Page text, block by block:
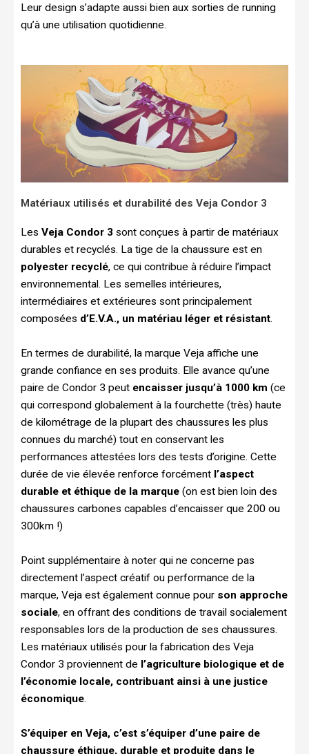
Leur design s’adapte aussi bien aux sorties de running
qu’à une utilisation quotidienne.
Matériaux utilisés et durabilité des Veja Condor 3
Les Veja Condor 3 sont conçues à partir de matériaux
durables et recyclés. La tige de la chaussure est en
polyester recyclé, ce qui contribue à réduire l’impact
environnemental. Les semelles intérieures,
intermédiaires et extérieures sont principalement
composées d’E.V.A., un matériau léger et résistant.
En termes de durabilité, la marque Veja affiche une
grande confiance en ses produits. Elle avance qu’une
paire de Condor 3 peut encaisser jusqu’à 1000 km (ce
qui correspond globalement à la fourchette (très) haute
de kilométrage de la plupart des chaussures les plus
connues du marché) tout en conservant les
performances attestées lors des tests d’origine. Cette
durée de vie élevée renforce forcément l’aspect
durable et éthique de la marque (on est bien loin des
chaussures carbones capables d’encaisser que 200 ou
300km !)
Point supplémentaire à noter qui ne concerne pas
directement l’aspect créatif ou performance de la
marque, Veja est également connue pour son approche
sociale, en offrant des conditions de travail socialement
responsables lors de la production de ses chaussures.
Les matériaux utilisés pour la fabrication des Veja
Condor 3 proviennent de l’agriculture biologique et de
l’économie locale, contribuant ainsi à une justice
économique.
S’équiper en Veja, c’est s’équiper d’une paire de
chaussure éthique, durable et produite dans le